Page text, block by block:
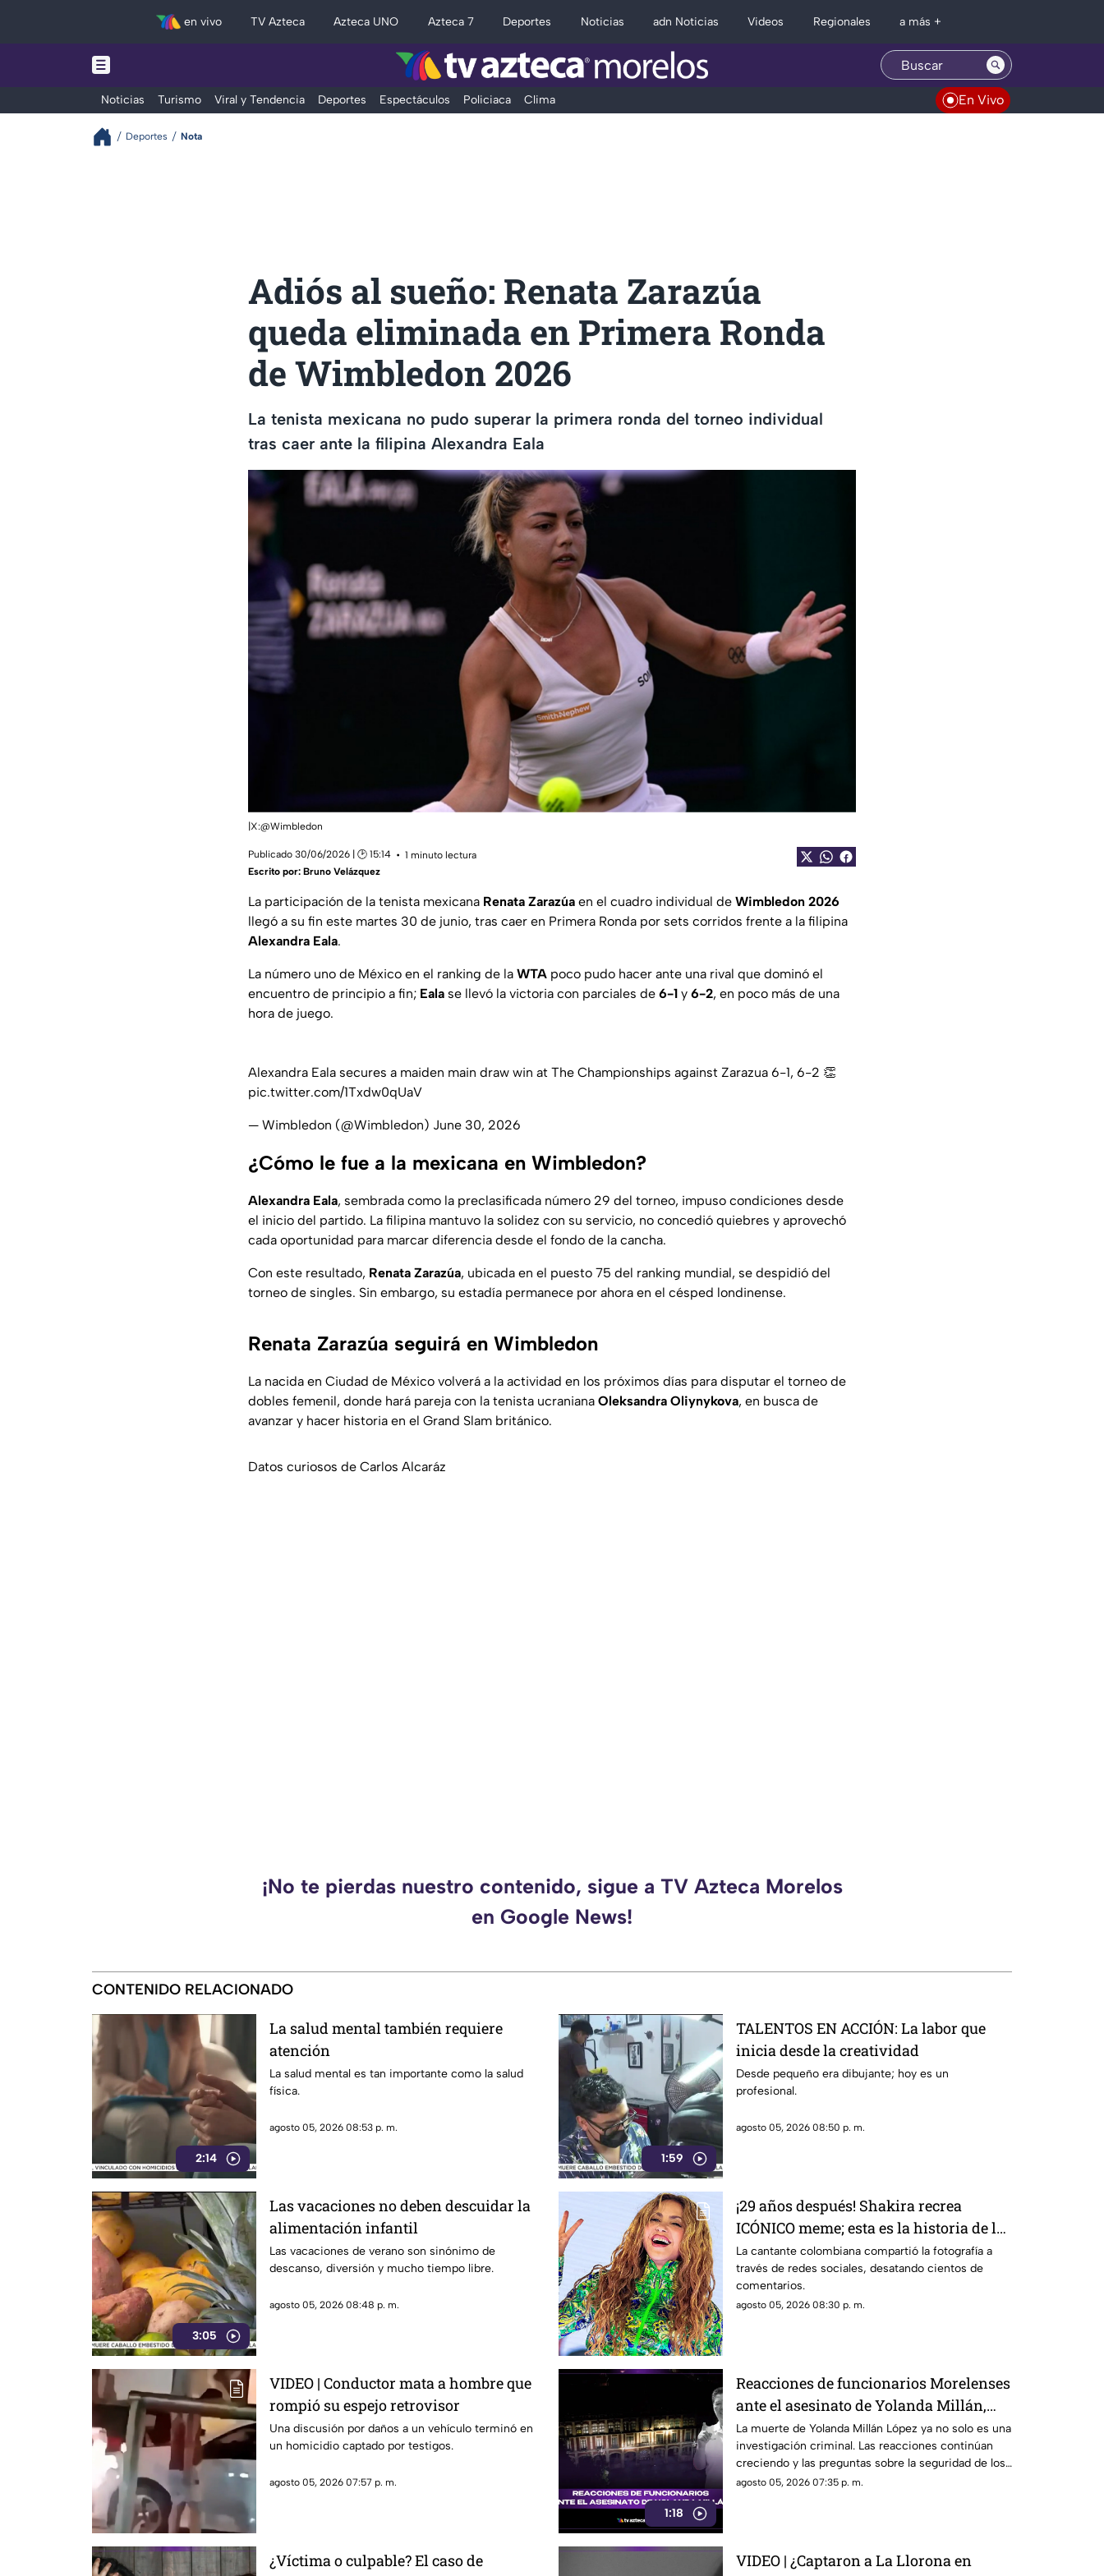
en vivo TV Azteca Azteca UNO Azteca 7 Deportes Noticias adn Noticias Videos Regionales a más +
Noticias Turismo Viral y Tendencia Deportes Espectáculos Policiaca Clima En Vivo
Deportes Nota
Adiós al sueño: Renata Zarazúa
queda eliminada en Primera Ronda
de Wimbledon 2026
La tenista mexicana no pudo superar la primera ronda del torneo individual
tras caer ante la filipina Alexandra Eala
|X:@Wimbledon
Publicado 30/06/2026 | 🕑 15:14
1 minuto lectura
Escrito por: Bruno Velázquez
La participación de la tenista mexicana Renata Zarazúa en el cuadro individual de Wimbledon 2026
llegó a su fin este martes 30 de junio, tras caer en Primera Ronda por sets corridos frente a la filipina
Alexandra Eala.
La número uno de México en el ranking de la WTA poco pudo hacer ante una rival que dominó el
encuentro de principio a fin; Eala se llevó la victoria con parciales de 6-1 y 6-2, en poco más de una
hora de juego.
Alexandra Eala secures a maiden main draw win at The Championships against Zarazua 6-1, 6-2 👏
pic.twitter.com/1Txdw0qUaV
— Wimbledon (@Wimbledon) June 30, 2026
¿Cómo le fue a la mexicana en Wimbledon?
Alexandra Eala, sembrada como la preclasificada número 29 del torneo, impuso condiciones desde
el inicio del partido. La filipina mantuvo la solidez con su servicio, no concedió quiebres y aprovechó
cada oportunidad para marcar diferencia desde el fondo de la cancha.
Con este resultado, Renata Zarazúa, ubicada en el puesto 75 del ranking mundial, se despidió del
torneo de singles. Sin embargo, su estadía permanece por ahora en el césped londinense.
Renata Zarazúa seguirá en Wimbledon
La nacida en Ciudad de México volverá a la actividad en los próximos días para disputar el torneo de
dobles femenil, donde hará pareja con la tenista ucraniana Oleksandra Oliynykova, en busca de
avanzar y hacer historia en el Grand Slam británico.
Datos curiosos de Carlos Alcaráz
¡No te pierdas nuestro contenido, sigue a TV Azteca Morelos
en Google News!
CONTENIDO RELACIONADO
2:14
La salud mental también requiere
atención
La salud mental es tan importante como la salud
física.
agosto 05, 2026 08:53 p. m.
1:59
TALENTOS EN ACCIÓN: La labor que
inicia desde la creatividad
Desde pequeño era dibujante; hoy es un
profesional.
agosto 05, 2026 08:50 p. m.
3:05
Las vacaciones no deben descuidar la
alimentación infantil
Las vacaciones de verano son sinónimo de
descanso, diversión y mucho tiempo libre.
agosto 05, 2026 08:48 p. m.
¡29 años después! Shakira recrea
ICÓNICO meme; esta es la historia de la
fotografía
La cantante colombiana compartió la fotografía a
través de redes sociales, desatando cientos de
comentarios.
agosto 05, 2026 08:30 p. m.
VIDEO | Conductor mata a hombre que
rompió su espejo retrovisor
Una discusión por daños a un vehículo terminó en
un homicidio captado por testigos.
agosto 05, 2026 07:57 p. m.
1:18
Reacciones de funcionarios Morelenses
ante el asesinato de Yolanda Millán,
ayudante municipal de Tepetzingo
La muerte de Yolanda Millán López ya no solo es una
investigación criminal. Las reacciones continúan
creciendo y las preguntas sobre la seguridad de los
funcionarios municipales en Morelos son cada vez
agosto 05, 2026 07:35 p. m.
¿Víctima o culpable? El caso de
VIDEO | ¿Captaron a La Llorona en